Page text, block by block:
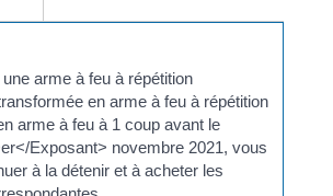
arme à feu à répétition
en arme à feu à répétition
arme à feu à 1 coup avant le
Exposant> novembre 2021, vous
à la détenir et à acheter les